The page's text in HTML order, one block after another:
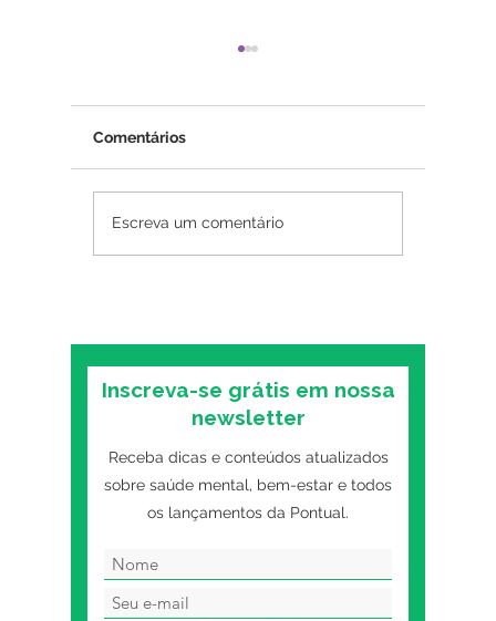
Terapia em Grupo -
Comentários
Escreva um comentário
Inscreva-se grátis em nossa
newsletter
Receba dicas e conteúdos atualizados
sobre saúde mental, bem-estar e todos
os lançamentos da Pontual.